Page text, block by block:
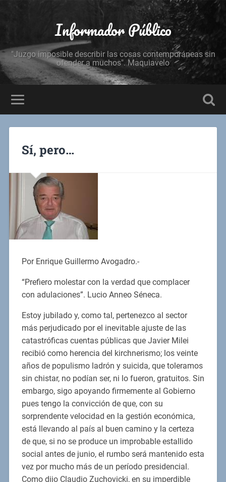
Informador Público
"Juzgo imposible describir las cosas contemporáneas sin
ofender a muchos". Maquiavelo
Sí, pero…
Por Enrique Guillermo Avogadro.-
“Prefiero molestar con la verdad que complacer
con adulaciones”. Lucio Anneo Séneca.
Estoy jubilado y, como tal, pertenezco al sector
más perjudicado por el inevitable ajuste de las
catastróficas cuentas públicas que Javier Milei
recibió como herencia del kirchnerismo; los veinte
años de populismo ladrón y suicida, que toleramos
sin chistar, no podían ser, ni lo fueron, gratuitos. Sin
embargo, sigo apoyando firmemente al Gobierno
pues tengo la convicción de que, con su
sorprendente velocidad en la gestión económica,
está llevando al país al buen camino y la certeza
de que, si no se produce un improbable estallido
social antes de junio, el rumbo será mantenido esta
vez por mucho más de un período presidencial.
Como dijo Claudio Zuchovicki, en su imperdible